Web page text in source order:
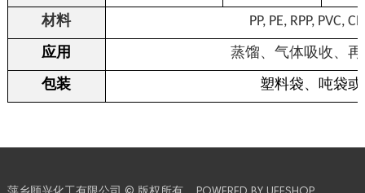
材料 PP, PE, RPP, PVC,
应用 蒸馏、气体吸收、
包装 塑料袋、吨袋